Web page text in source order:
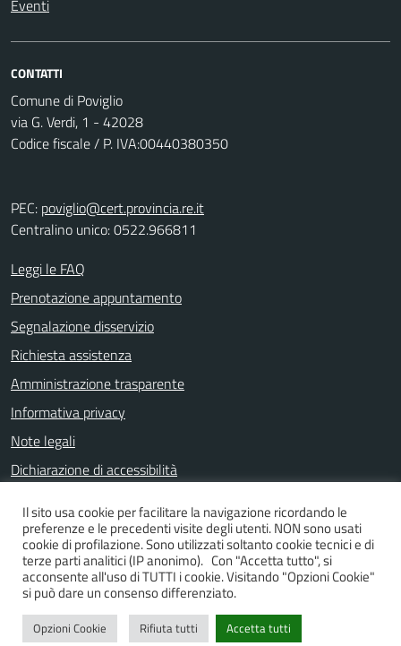
Eventi
CONTATTI
Comune di Poviglio
via G. Verdi, 1 - 42028
Codice fiscale / P. IVA:00440380350
PEC: poviglio@cert.provincia.re.it
Centralino unico: 0522.966811
Leggi le FAQ
Prenotazione appuntamento
Segnalazione disservizio
Richiesta assistenza
Amministrazione trasparente
Informativa privacy
Note legali
Dichiarazione di accessibilità
SEGUICI SU
FacebookInstagramYouTube
Il sito usa cookie per facilitare la navigazione ricordando le
preferenze e le precedenti visite degli utenti. NON sono usati
cookie di profilazione. Sono utilizzati soltanto cookie tecnici e di
terze parti analitici (IP anonimo). Con "Accetta tutto", si
acconsente all'uso di TUTTI i cookie. Visitando "Opzioni Cookie"
si può dare un consenso differenziato.
Opzioni Cookie Rifiuta tutti Accetta tutti